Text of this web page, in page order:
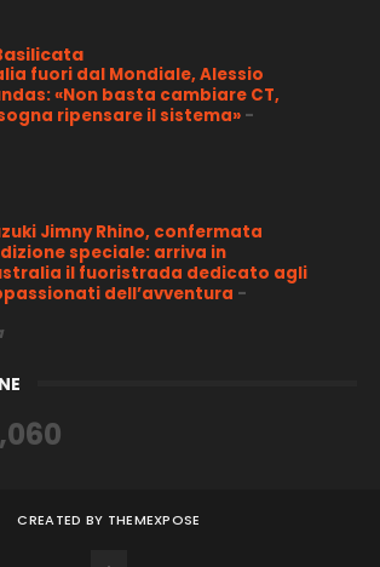
fuori dal Mondiale, Alessio
«Non basta cambiare CT,
ripensare il sistema» -
Jimny Rhino, confermata
speciale: arriva in
il fuoristrada dedicato agli
dell’avventura -
CREATED BY THEMEXPOSE